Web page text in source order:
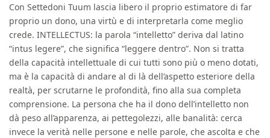
125,00€. è:
87,50€.
Con Settedoni Tuum lascia libero il proprio estimatore di far
proprio un dono, una virtù e di interpretarla come meglio
crede. INTELLECTUS: la parola “intelletto” deriva dal latino
“intus legere”, che significa “leggere dentro”. Non si tratta
della capacità intellettuale di cui tutti sono più o meno dotati,
ma è la capacità di andare al di là dell’aspetto esteriore della
realtà, per scrutarne le profondità, fino alla sua completa
comprensione. La persona che ha il dono dell’intelletto non
dà peso all’apparenza, ai pettegolezzi, alle banalità: cerca
invece la verità nelle persone e nelle parole, che ascolta e che